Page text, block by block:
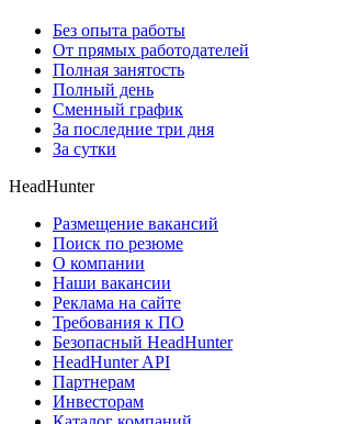
Без опыта работы
От прямых работодателей
Полная занятость
Полный день
Сменный график
За последние три дня
За сутки
HeadHunter
Размещение вакансий
Поиск по резюме
О компании
Наши вакансии
Реклама на сайте
Требования к ПО
Безопасный HeadHunter
HeadHunter API
Партнерам
Инвесторам